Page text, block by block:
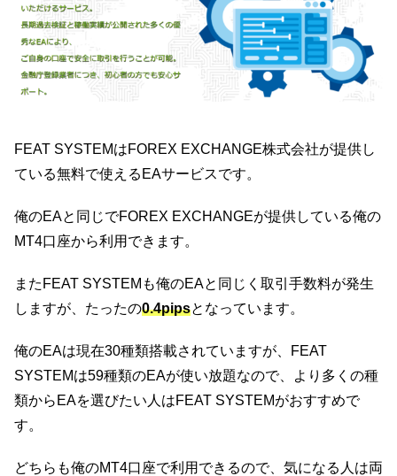
FEAT SYSTEMはFOREX EXCHANGE株式会社が提供し
ている無料で使えるEAサービスです。
俺のEAと同じでFOREX EXCHANGEが提供している俺の
MT4口座から利用できます。
またFEAT SYSTEMも俺のEAと同じく取引手数料が発生
しますが、たったの0.4pipsとなっています。
俺のEAは現在30種類搭載されていますが、FEAT
SYSTEMは59種類のEAが使い放題なので、より多くの種
類からEAを選びたい人はFEAT SYSTEMがおすすめで
す。
どちらも俺のMT4口座で利用できるので、気になる人は両